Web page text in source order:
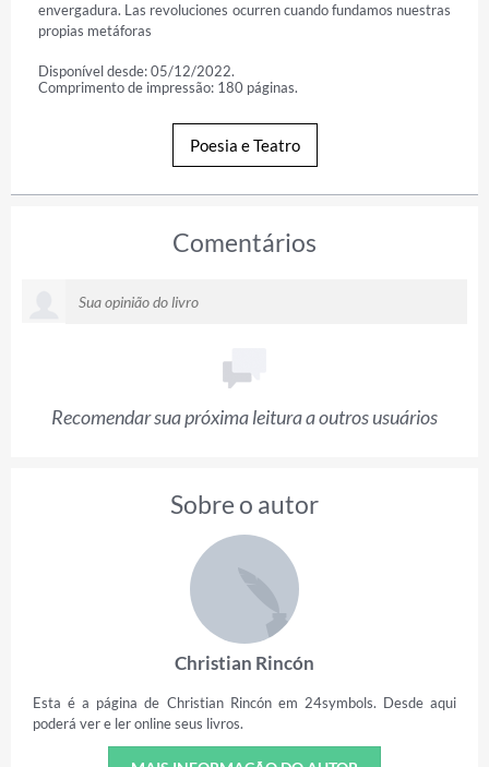
envergadura. Las revoluciones ocurren cuando fundamos nuestras
propias metáforas
Disponível desde: 05/12/2022.
Comprimento de impressão: 180 páginas.
Poesia e Teatro
Comentários
Recomendar sua próxima leitura a outros usuários
Sobre o autor
Christian Rincón
Esta é a página de Christian Rincón em 24symbols. Desde aqui
poderá ver e ler online seus livros.